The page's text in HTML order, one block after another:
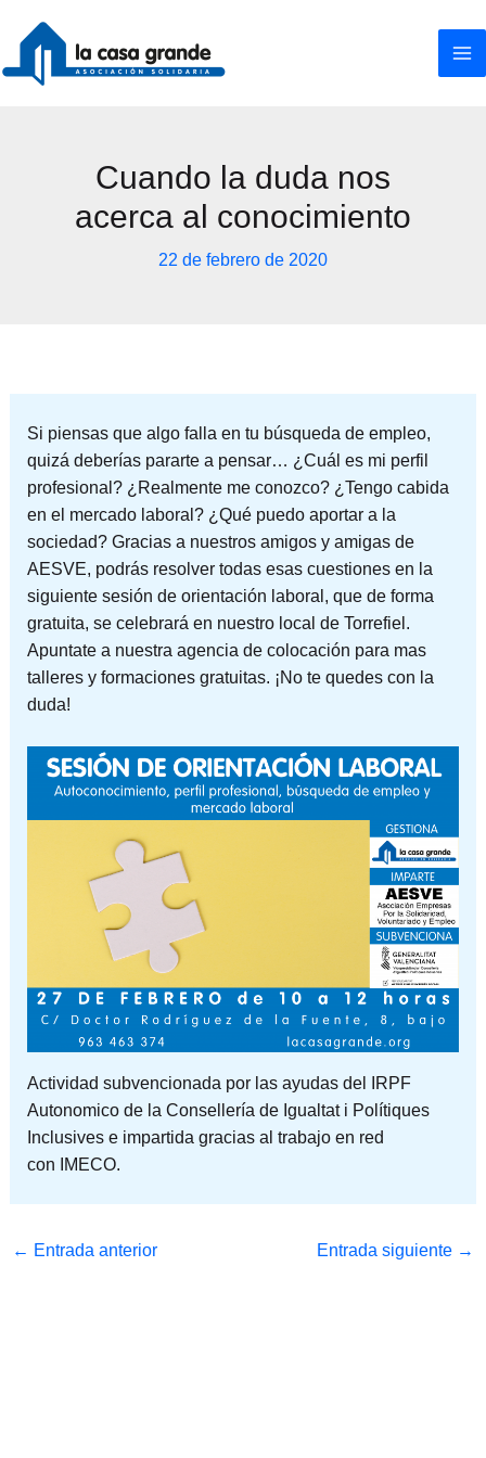
contenido
Cuando la duda nos
acerca al conocimiento
22 de febrero de 2020
Si piensas que algo falla en tu búsqueda de empleo,
quizá deberías pararte a pensar… ¿Cuál es mi perfil
profesional? ¿Realmente me conozco? ¿Tengo cabida
en el mercado laboral? ¿Qué puedo aportar a la
sociedad? Gracias a nuestros amigos y amigas de
AESVE, podrás resolver todas esas cuestiones en la
siguiente sesión de orientación laboral, que de forma
gratuita, se celebrará en nuestro local de Torrefiel.
Apuntate a nuestra agencia de colocación para mas
talleres y formaciones gratuitas. ¡No te quedes con la
duda!
Actividad subvencionada por las ayudas del IRPF
Autonomico de la Consellería de Igualtat i Polítiques
Inclusives e impartida gracias al trabajo en red
con IMECO.
← Entrada anterior Entrada siguiente →